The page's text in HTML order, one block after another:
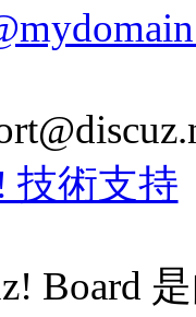
技術支持
Board